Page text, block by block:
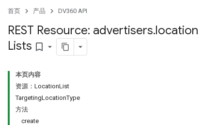
首页 产品 DV360 API
REST Resource: advertisers.location
Lists bookmark_border
本页内容
资源：LocationList
TargetingLocationType
方法
create